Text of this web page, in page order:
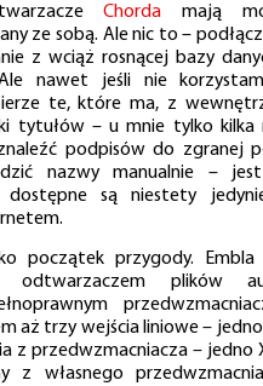
Chorda mają
ze sobą. Ale nic to –
z wciąż rosnącej bazy
nawet jeśli nie
te, które ma, z
tytułów – u mnie tylko kilka
podpisów do zgranej
nazwy manualnie –
dostępne są niestety
początek przygody. Embla
plików
aż trzy wejścia liniowe – jedno
z przedwzmacniacza – jedno
z własnego